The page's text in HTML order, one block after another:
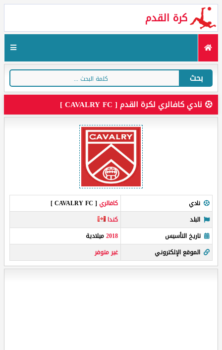
كرة القدم
بحث
نادي كافالري لكرة القدم [ CAVALRY FC ]
نادي كافالري [ CAVALRY FC ]
البلد
كندا
تاريخ التأسيس
2018ميلادية
الموقع الإلكتروني
غير متوفر